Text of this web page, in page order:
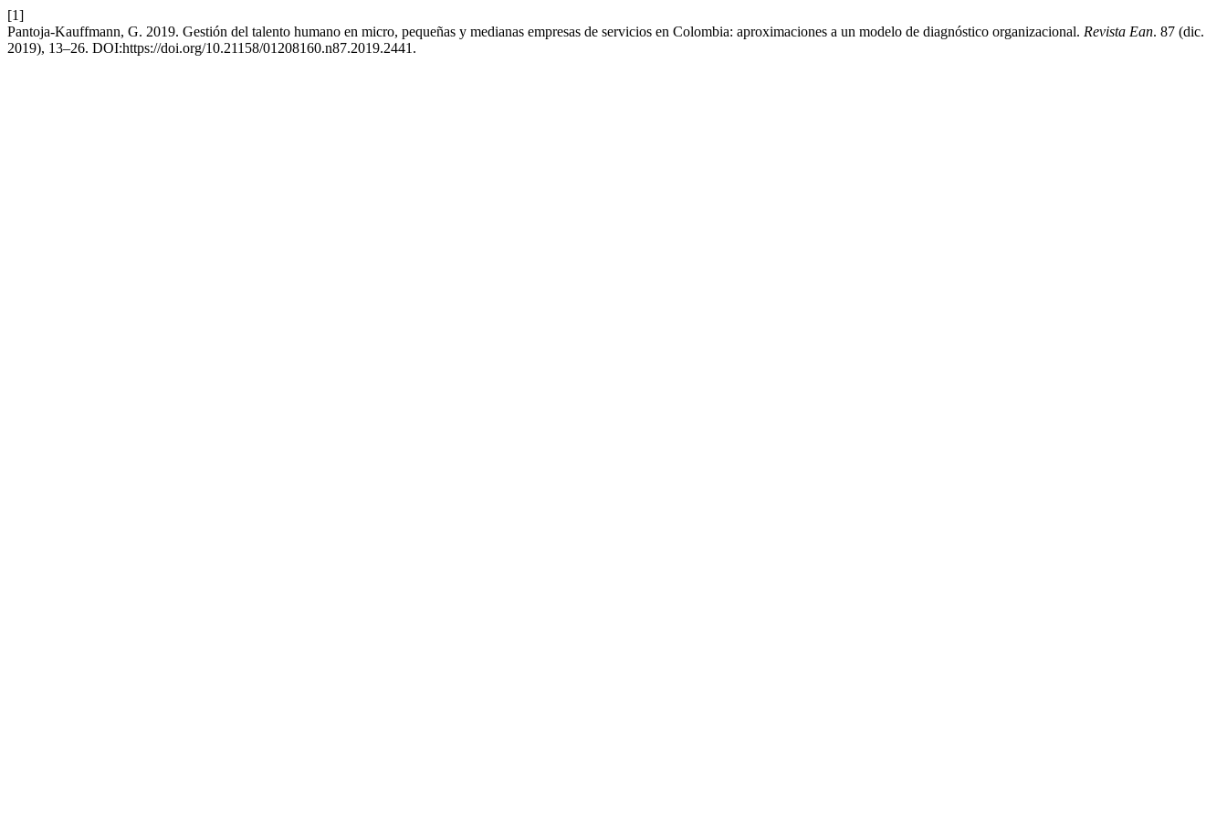
[1]
Pantoja-Kauffmann, G. 2019. Gestión del talento humano en micro, pequeñas y medianas empresas de servicios en Colombia: aproximaciones a un modelo de diagnóstico organizacional. Revista Ean. 87 (dic.
2019), 13–26. DOI:https://doi.org/10.21158/01208160.n87.2019.2441.